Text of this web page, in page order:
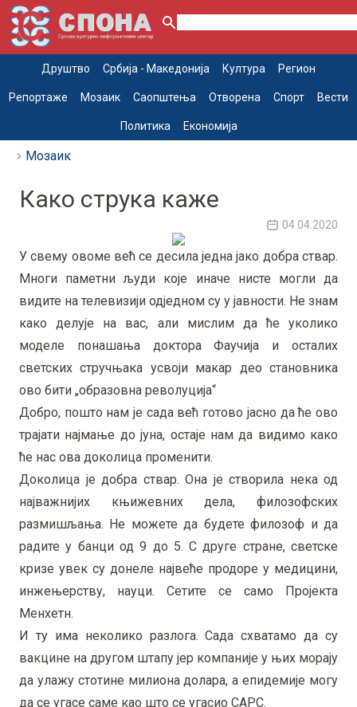
Друштво Србија - Македонија Култура Регион
Репортаже Мозаик Саопштења Отворена Спорт Вести
Политика Економија
Мозаик
Како струка каже
04.04.2020
У свему овоме већ се десила једна јако добра ствар.
Многи паметни људи које иначе нисте могли да
видите на телевизији одједном су у јавности. Не знам
како делује на вас, али мислим да ће уколико
моделе понашања доктора Фаучија и осталих
светских стручњака усвоји макар део становника
ово бити „образовна револуција“
Добро, пошто нам је сада већ готово јасно да ће ово
трајати најмање до јуна, остаје нам да видимо како
ће нас ова доколица променити.
Доколица је добра ствар. Она је створила нека од
најважнијих књижевних дела, филозофских
размишљања. Не можете да будете филозоф и да
радите у банци од 9 до 5. С друге стране, светске
кризе увек су донеле највеће продоре у медицини,
инжењерству, науци. Сетите се само Пројекта
Менхетн.
И ту има неколико разлога. Сада схватамо да су
вакцине на другом штапу јер компаније у њих морају
да улажу стотине милиона долара, а епидемије могу
да се угасе саме као што се угасио САРС.